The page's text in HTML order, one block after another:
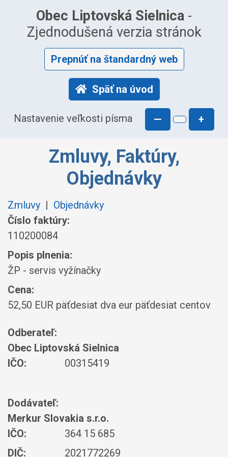
Obec Liptovská Sielnica -
Zjednodušená verzia stránok
Prepnúť na štandardný web
Späť na úvod
Nastavenie veľkosti písma — +
Zmluvy, Faktúry,
Objednávky
Zmluvy | Objednávky
Číslo faktúry:
110200084
Popis plnenia:
ŽP - servis vyžínačky
Cena:
52,50 EUR päťdesiat dva eur päťdesiat centov
Odberateľ:
Obec Liptovská Sielnica
IČO:
00315419
Dodávateľ:
Merkur Slovakia s.r.o.
IČO:
364 15 685
DIČ:
2021772269